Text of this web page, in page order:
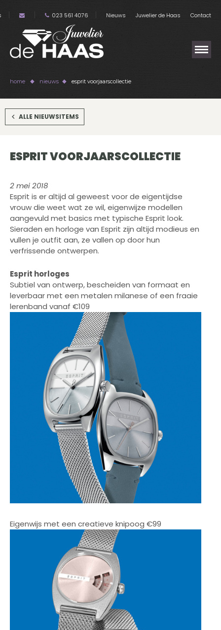
023 561 4076 Nieuws Juwelier de Haas Contact
home nieuws esprit voorjaarscollectie
ALLE NIEUWSITEMS
ESPRIT VOORJAARSCOLLECTIE
2 mei 2018
Esprit is er altijd al geweest voor de eigentijdse
vrouw die weet wat ze wil, eigenwijze modellen
aangevuld met basics met typische Esprit look.
Sieraden en horloge van Esprit zijn altijd modieus en
vullen je outfit aan, ze vallen op door hun
verfrissende ontwerpen.
Esprit horloges
Subtiel van ontwerp, bescheiden van formaat en
leverbaar met een metalen milanese of een fraaie
lerenband vanaf €109
Eigenwijs met een creatieve knipoog €99